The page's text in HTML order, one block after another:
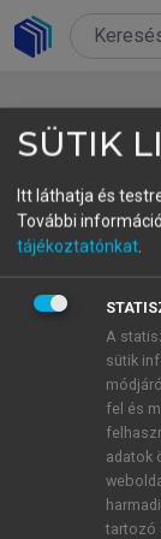
3.4.3.1.
Az okos
adatalapú
az adatok
hanem a
Az
működését
jelezni és
proaktív és
et al., 2021).
SÜTIK
Itt láthatja és
További
tájékoztatónkat.
A
sütik
fel és
adatok
tartozó